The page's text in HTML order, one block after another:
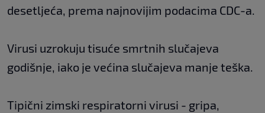
desetljeća, prema najnovijim podacima CDC-a.
Virusi uzrokuju tisuće smrtnih slučajeva
godišnje, iako je većina slučajeva manje teška.
Tipični zimski respiratorni virusi - gripa,